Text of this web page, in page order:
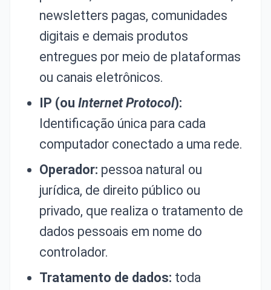
newsletters pagas, comunidades
digitais e demais produtos
entregues por meio de plataformas
ou canais eletrônicos.
IP (ou Internet Protocol):
Identificação única para cada
computador conectado a uma rede.
Operador: pessoa natural ou
jurídica, de direito público ou
privado, que realiza o tratamento de
dados pessoais em nome do
controlador.
Tratamento de dados: toda